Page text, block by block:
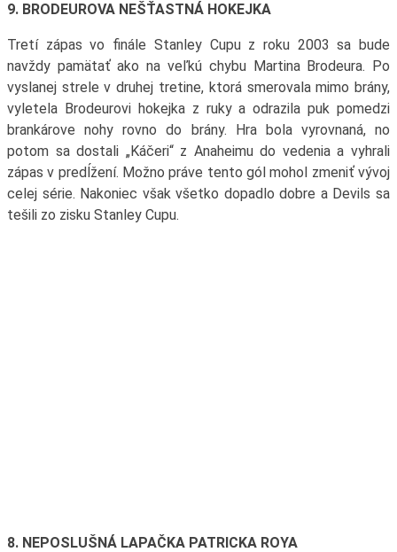
9. BRODEUROVA NEŠŤASTNÁ HOKEJKA
Tretí zápas vo finále Stanley Cupu z roku 2003 sa bude
navždy pamätať ako na veľkú chybu Martina Brodeura. Po
vyslanej strele v druhej tretine, ktorá smerovala mimo brány,
vyletela Brodeurovi hokejka z ruky a odrazila puk pomedzi
brankárove nohy rovno do brány. Hra bola vyrovnaná, no
potom sa dostali „Káčeri“ z Anaheimu do vedenia a vyhrali
zápas v predĺžení. Možno práve tento gól mohol zmeniť vývoj
celej série. Nakoniec však všetko dopadlo dobre a Devils sa
tešili zo zisku Stanley Cupu.
8. NEPOSLUŠNÁ LAPAČKA PATRICKA ROYA